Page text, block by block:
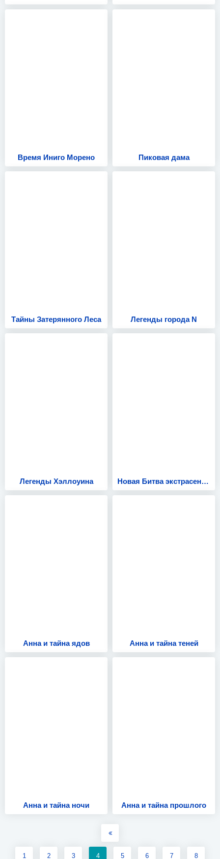
Время Иниго Морено Пиковая дама
Тайны Затерянного Леса Легенды города N
Легенды Хэллоуина Новая Битва экстрасенсов 24 сезон
Анна и тайна ядов Анна и тайна теней
Анна и тайна ночи Анна и тайна прошлого
1 2 3 4 5 6 7 8